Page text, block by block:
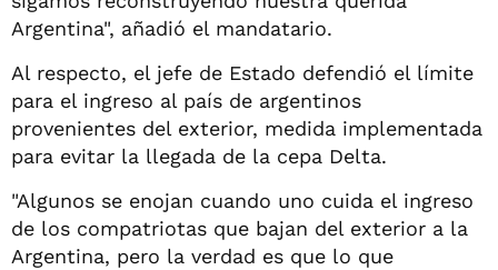
Argentina", añadió el mandatario.
Al respecto, el jefe de Estado defendió el límite
para el ingreso al país de argentinos
provenientes del exterior, medida implementada
para evitar la llegada de la cepa Delta.
"Algunos se enojan cuando uno cuida el ingreso
de los compatriotas que bajan del exterior a la
Argentina, pero la verdad es que lo que